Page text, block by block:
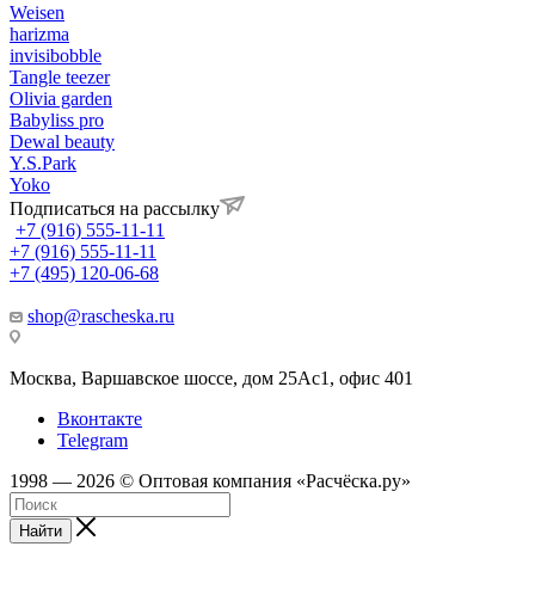
Weisen
harizma
invisibobble
Tangle teezer
Olivia garden
Babyliss pro
Dewal beauty
Y.S.Park
Yoko
Подписаться на рассылку
+7 (916) 555-11-11
+7 (916) 555-11-11
+7 (495) 120-06-68
shop@rascheska.ru
Москва, Варшавское шоссе, дом 25Аc1, офис 401
Вконтакте
Telegram
1998 — 2026 © Оптовая компания «Расчёска.ру»
Найти